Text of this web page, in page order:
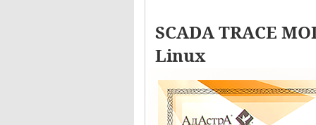
SCADA TRACE
Linux